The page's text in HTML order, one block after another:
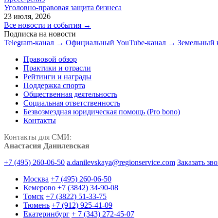
Уголовно-правовая защита бизнеса
23 июля, 2026
Все новости и события →
Подписка на новости
Telegram-канал → Официальный YouTube-канал → Земельный
Правовой обзор
Практики и отрасли
Рейтинги и награды
Поддержка спорта
Общественная деятельность
Социальная ответственность
Безвозмездная юридическая помощь (Pro bono)
Контакты
Контакты для СМИ:
Анастасия Данилевская
+7 (495) 260-06-50 a.danilevskaya@regionservice.com Заказать
Москва +7 (495) 260-06-50
Кемерово +7 (3842) 34-90-08
Томск +7 (3822) 51-33-75
Тюмень +7 (912) 925-41-09
Екатеринбург + 7 (343) 272-45-07